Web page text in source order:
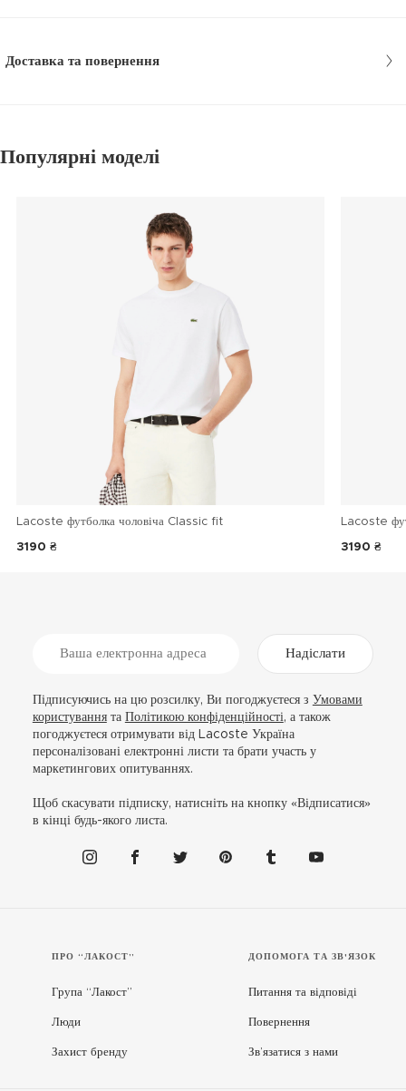
Доставка та повернення
Популярні моделі
Lacoste футболка чоловіча Classic fit
3190 ₴
Lacoste
3190 ₴
Надіслати
Підписуючись на цю розсилку, Ви погоджуєтеся з Умовами
користуваннята Політикою конфіденційності, а також
погоджуєтеся отримувати від Lacoste Україна
персоналізовані електронні листи та брати участь у
маркетингових опитуваннях.
Щоб скасувати підписку, натисніть на кнопку «Відписатися»
в кінці будь-якого листа.
ПРО “ЛАКОСТ”
Група “Лакост”
Люди
Захист бренду
ДОПОМОГА ТА ЗВ'ЯЗОК
Питання та відповіді
Повернення
Зв’язатися з нами